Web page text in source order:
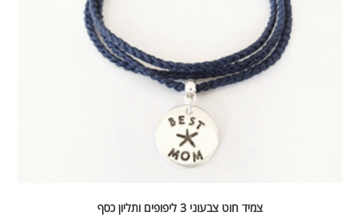
צמיד חוט צבעוני 3 ליפופים ותליון כסף